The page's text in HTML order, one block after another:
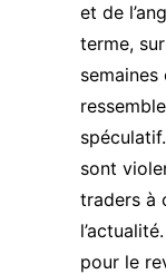
et de
terme,
semaines
sont
traders à
pour le